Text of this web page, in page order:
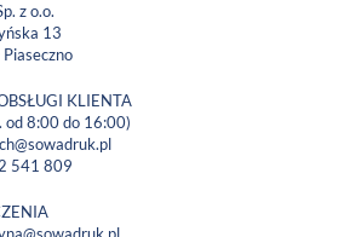
z o.o.
13
KLIENTA
od 8:00 do 16:00)
541 809